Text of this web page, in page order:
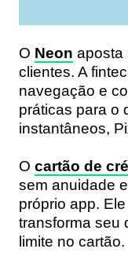
O Neon aposta
clientes. A
navegação e
práticas para o
instantâneos,
O cartão de
sem anuidade
próprio app.
transforma seu
limite no cartão.